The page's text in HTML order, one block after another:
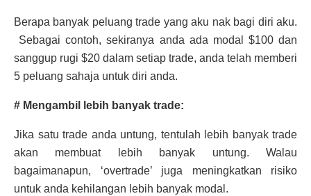
Berapa banyak peluang trade yang aku nak bagi diri aku.
Sebagai contoh, sekiranya anda ada modal $100 dan
sanggup rugi $20 dalam setiap trade, anda telah memberi
5 peluang sahaja untuk diri anda.
# Mengambil lebih banyak trade:
Jika satu trade anda untung, tentulah lebih banyak trade
akan membuat lebih banyak untung. Walau
bagaimanapun, ‘overtrade’ juga meningkatkan risiko
untuk anda kehilangan lebih banyak modal.